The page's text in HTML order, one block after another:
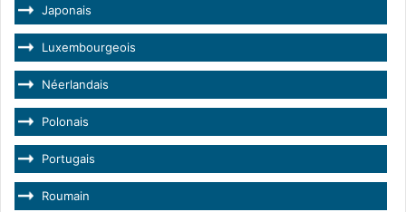
Japonais
Luxembourgeois
Néerlandais
Polonais
Portugais
Roumain